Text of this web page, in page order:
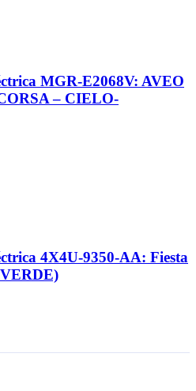
MGR-E2068V: AVEO
– CIELO-
4X4U-9350-AA: Fiesta